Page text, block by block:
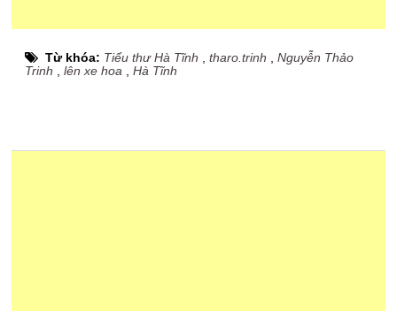
Từ khóa: Tiểu thư Hà Tĩnh ,tharo.trinh ,Nguyễn Thảo
Trinh ,lên xe hoa ,Hà Tĩnh